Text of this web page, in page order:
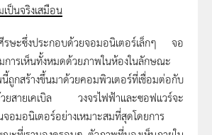
ป็นจริงเสมือน
ศีรษะซึ่งประกอบด้วยจอมอนิเตอร์เล็กๆ จอ
การเห็นทั้งหมดด้วยภาพในห้องในลักษณะ
ถูกสร้างขึ้นมาด้วยคอมพิวเตอร์ที่เชื่อมต่อกับ
ยสายเคเบิล วงจรไฟฟ้าและซอฟแวร์จะ
จอมอนิเตอร์อย่างเหมาะสมที่สุดโดยการ